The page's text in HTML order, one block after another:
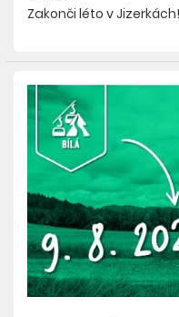
Zakonči léto v Jizerkách!